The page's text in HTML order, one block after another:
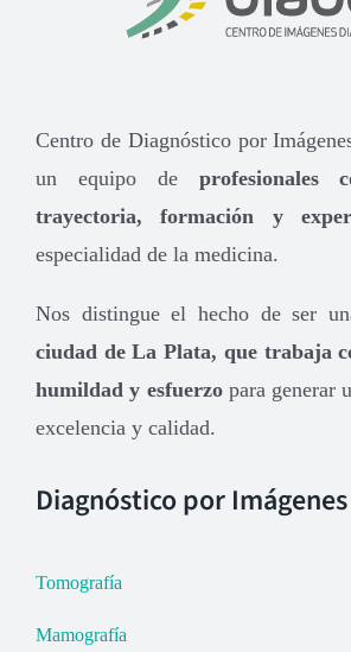
Centro de Diagnóstico por
un equipo de profesionales
trayectoria, formación y
especialidad de la medicina.
Nos distingue el hecho de ser
ciudad de La Plata, que trabaja
humildad y esfuerzopara generar
excelencia y calidad.
Diagnóstico por Imágenes
Tomografía
Mamografía